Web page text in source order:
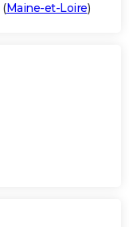
(Maine-et-Loire)